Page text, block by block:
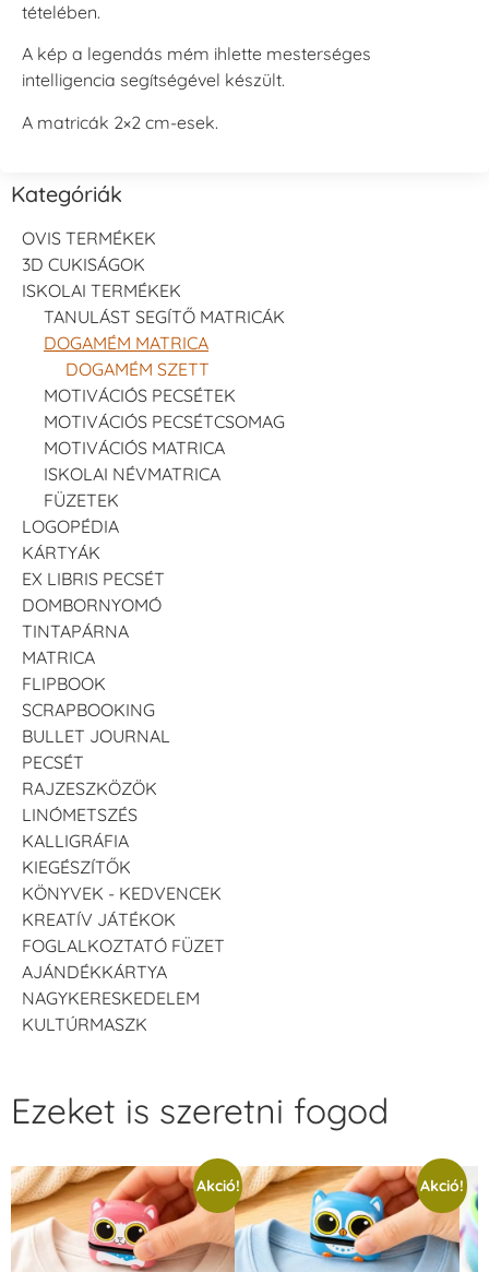
tételében.
A kép a legendás mém ihlette mesterséges
intelligencia segítségével készült.
A matricák 2×2 cm-esek.
Kategóriák
OVIS TERMÉKEK
3D CUKISÁGOK
ISKOLAI TERMÉKEK
TANULÁST SEGÍTŐ MATRICÁK
DOGAMÉM MATRICA
DOGAMÉM SZETT
MOTIVÁCIÓS PECSÉTEK
MOTIVÁCIÓS PECSÉTCSOMAG
MOTIVÁCIÓS MATRICA
ISKOLAI NÉVMATRICA
FÜZETEK
LOGOPÉDIA
KÁRTYÁK
EX LIBRIS PECSÉT
DOMBORNYOMÓ
TINTAPÁRNA
MATRICA
FLIPBOOK
SCRAPBOOKING
BULLET JOURNAL
PECSÉT
RAJZESZKÖZÖK
LINÓMETSZÉS
KALLIGRÁFIA
KIEGÉSZÍTŐK
KÖNYVEK - KEDVENCEK
KREATÍV JÁTÉKOK
FOGLALKOZTATÓ FÜZET
AJÁNDÉKKÁRTYA
NAGYKERESKEDELEM
KULTÚRMASZK
Ezeket is szeretni fogod
Akció! Akció!